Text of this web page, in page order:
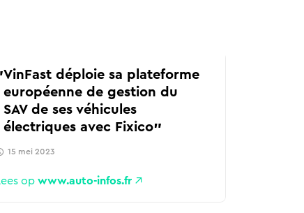
VinFast déploie sa plateforme
européenne de gestion du
SAV de ses véhicules
électriques avec Fixico
15 mei 2023
op www.auto-infos.fr